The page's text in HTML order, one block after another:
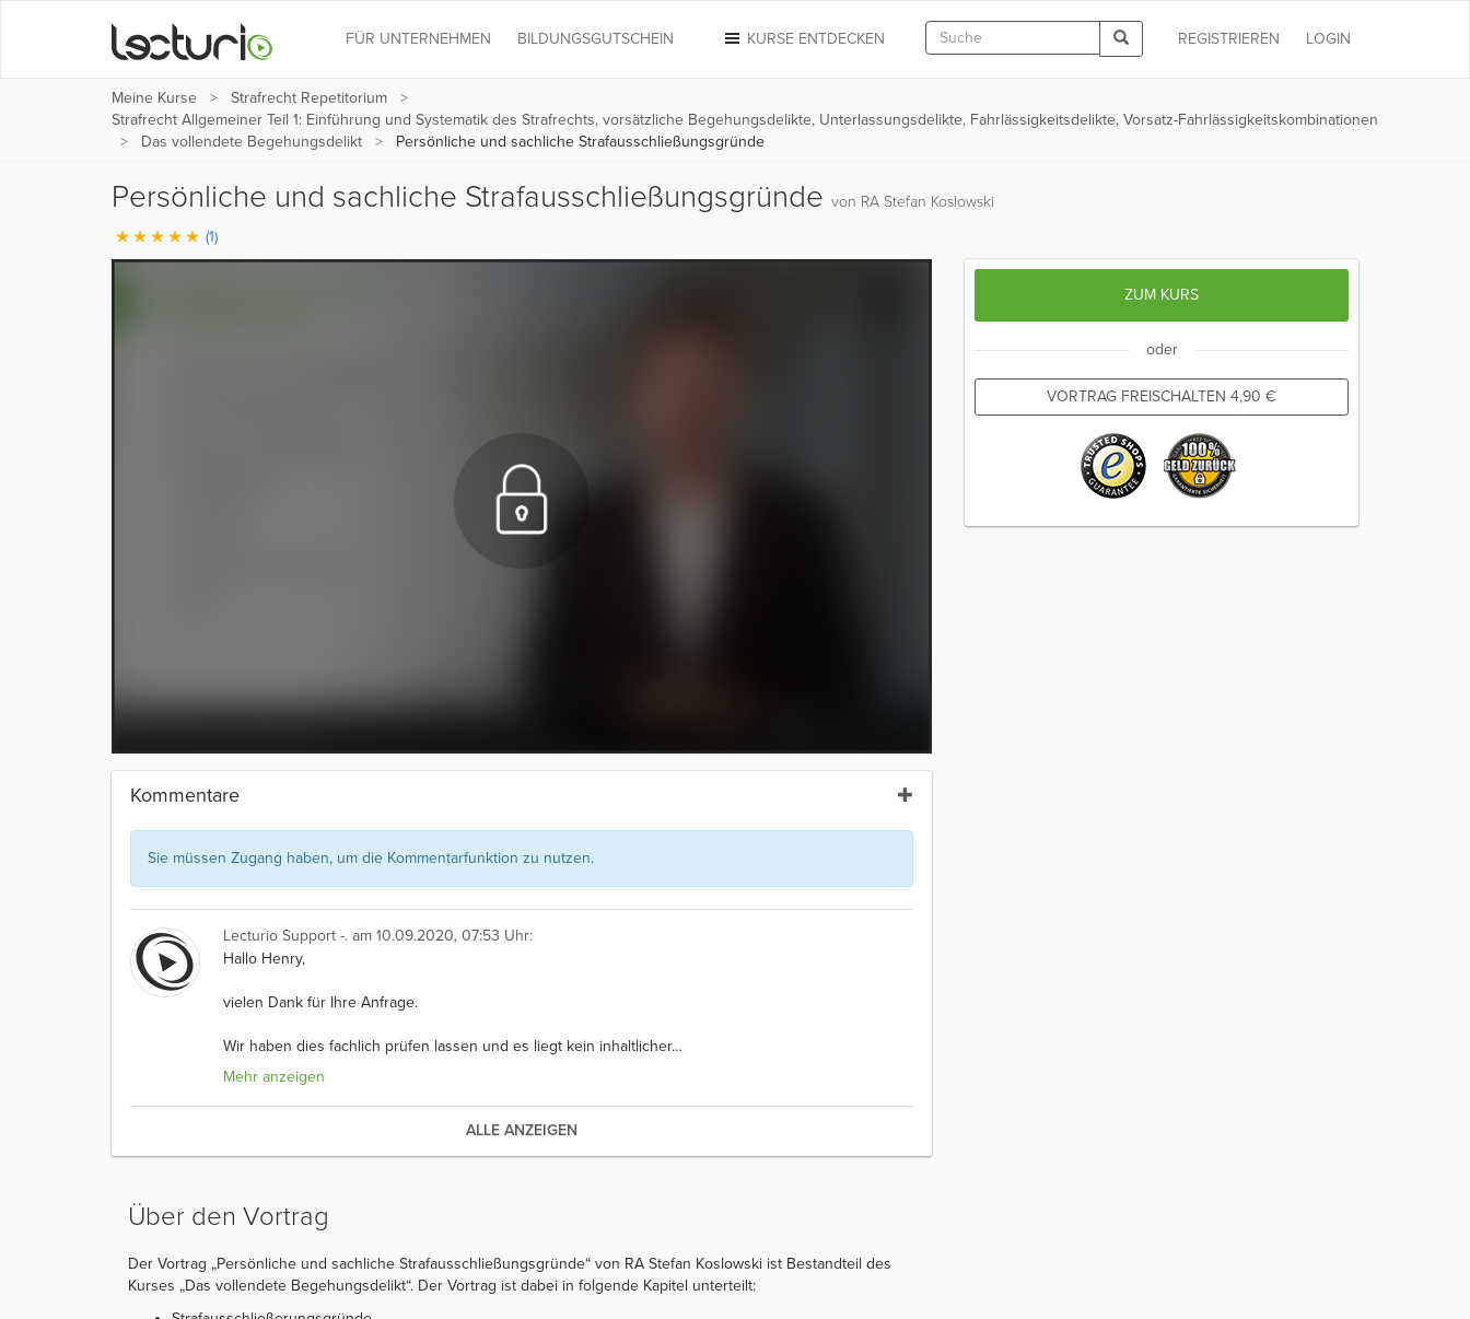
LOGIN
REGISTRIEREN
KURSE ENTDECKEN
FÜR UNTERNEHMEN BILDUNGSGUTSCHEIN
Meine Kurse
Strafrecht Repetitorium
Strafrecht Allgemeiner Teil 1: Einführung und Systematik des Strafrechts, vorsätzliche Begehungsdelikte, Unterlassungsdelikte, Fahrlässigkeitsdelikte, Vorsatz-Fahrlässigkeitskombinationen
Das vollendete Begehungsdelikt
Persönliche und sachliche Strafausschließungsgründe
Persönliche und sachliche Strafausschließungsgründe von RA Stefan Koslowski
(1)
Kommentare
Sie müssen Zugang haben, um die Kommentarfunktion zu nutzen.
Lecturio Support -. am 10.09.2020, 07:53 Uhr:
Hallo Henry,
vielen Dank für Ihre Anfrage.
Wir haben dies fachlich prüfen lassen und es liegt kein inhaltlicher…
Mehr anzeigen
ALLE ANZEIGEN
Über den Vortrag
Der Vortrag „Persönliche und sachliche Strafausschließungsgründe“ von RA Stefan Koslowski ist Bestandteil des
Kurses „Das vollendete Begehungsdelikt“. Der Vortrag ist dabei in folgende Kapitel unterteilt:
ZUM KURS
oder
VORTRAG FREISCHALTEN 4,90 €